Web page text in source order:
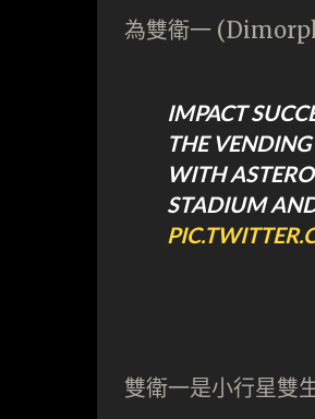
為雙衛一
IMPACT
THE
WITH
STADIUM
雙衛一是小行星雙